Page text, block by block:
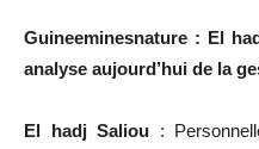
Guineeminesnature : El
analyse aujourd’hui de la
El hadj Saliou :